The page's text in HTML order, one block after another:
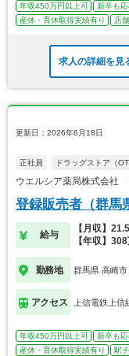
年収450万円以上可 新卒も
産休・育休取得実績有り
店
求人の詳細を見
更新日：2026年6月18日
正社員 ドラッグストア（
ウエルシア薬局株式会社
登録販売者（群馬
給与
【月収】
【年収】
勤務地 群馬県 高崎市
アクセス 上信電鉄上信
年収450万円以上可 新卒も
産休・育休取得実績有り
駅